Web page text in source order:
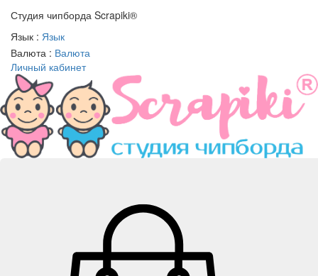
Студия чипборда Scrapiki®
Язык : Язык
Валюта : Валюта
Личный кабинет